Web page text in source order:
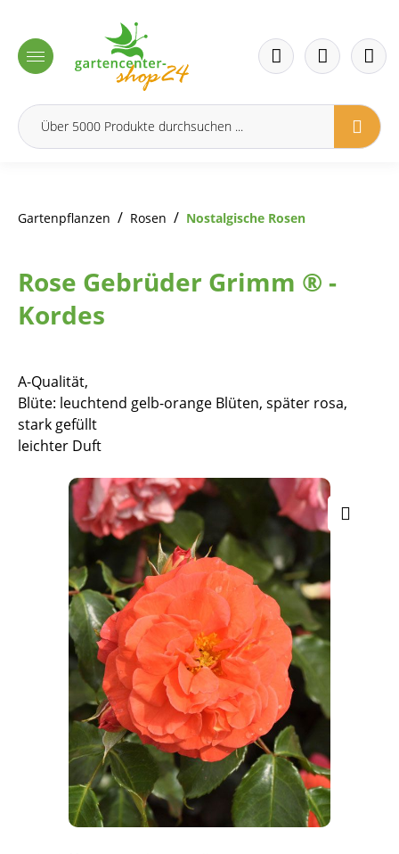
Gartenpflanzen / Rosen / Nostalgische Rosen
Rose Gebrüder Grimm ® -
Kordes
A-Qualität,
Blüte: leuchtend gelb-orange Blüten, später rosa,
stark gefüllt
leichter Duft